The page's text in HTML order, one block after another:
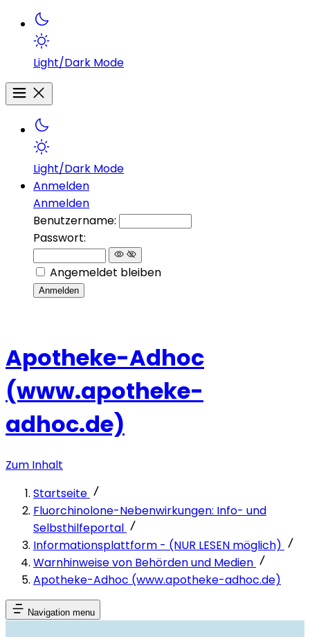
Light/Dark Mode
Light/Dark Mode
Anmelden
Anmelden
Benutzername:
Passwort:
Angemeldet bleiben
Anmelden
Apotheke-Adhoc
(www.apotheke-
adhoc.de)
Zum Inhalt
Startseite
Fluorchinolone-Nebenwirkungen: Info- und
Selbsthilfeportal
Informationsplattform - (NUR LESEN möglich)
Warnhinweise von Behörden und Medien
Apotheke-Adhoc (www.apotheke-adhoc.de)
Navigation menu